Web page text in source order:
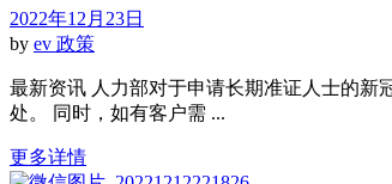
2022年12月23日
by ev 政策
最新资讯 人力部对于申请长期准证人士的新
处。 同时，如有客户需 ...
更多详情